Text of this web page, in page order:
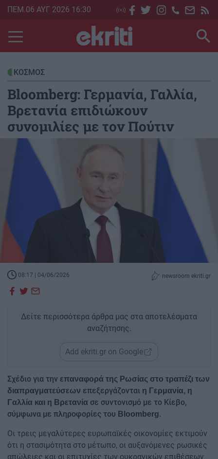
Skip
main
content
ΠΕΜ.06 ΑΥΓ 2026 16:30
ΚΟΣΜΟΣ
Bloomberg: Γερμανία, Γαλλία,
Βρετανία επιδιώκουν
συνομιλίες με τον Πούτιν
08:17 | 04/06/2026 newsroom ekriti.gr
Δείτε περισσότερα άρθρα μας στα αποτελέσματα
αναζήτησης.
Add ekriti.gr on Google
Σχέδιο για την επαναφορά της Ρωσίας στο τραπέζι των
διαπραγματεύσεων επεξεργάζονται η Γερμανία, η
Γαλλία και η Βρετανία σε συντονισμό με το Κίεβο,
σύμφωνα με πληροφορίες του Bloomberg.
Οι τρεις μεγαλύτερες ευρωπαϊκές οικονομίες εκτιμούν
ότι η στασιμότητα στο μέτωπο, οι αυξανόμενες ρωσικές
απώλειες και οι επιτυχίες των ουκρανικών επιθέσεων